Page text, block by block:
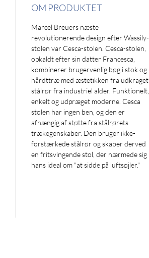
OM PRODUKTET
Marcel Breuers næste
revolutionerende design efter Wassily-
stolen var Cesca-stolen. Cesca-stolen,
opkaldt efter sin datter Francesca,
kombinerer brugervenlig bøg i stok og
hårdttræ med æstetikken fra udkraget
stålrør fra industriel alder. Funktionelt,
enkelt og udpræget moderne. Cesca
stolen har ingen ben, og den er
afhængig af støtte fra stålrørets
trækegenskaber. Den bruger ikke-
forstærkede stålrør og skaber derved
en fritsvingende stol, der nærmede sig
hans ideal om "at sidde på luftsøjler."